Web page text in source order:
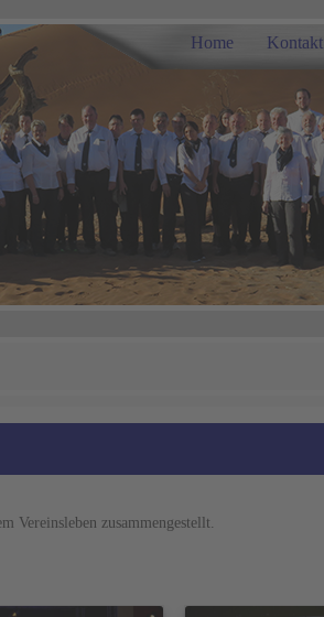
Home Kontakt
Vereinsleben zusammengestellt.